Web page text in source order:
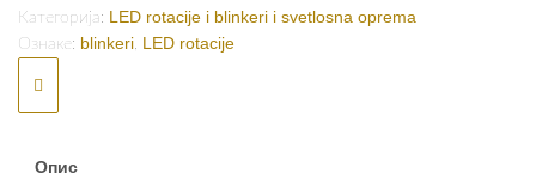
рсд12.000,00.
904
12V-
Категорија: LED rotacije i blinkeri i svetlosna oprema
Ознаке: blinkeri, LED rotacije
Опис